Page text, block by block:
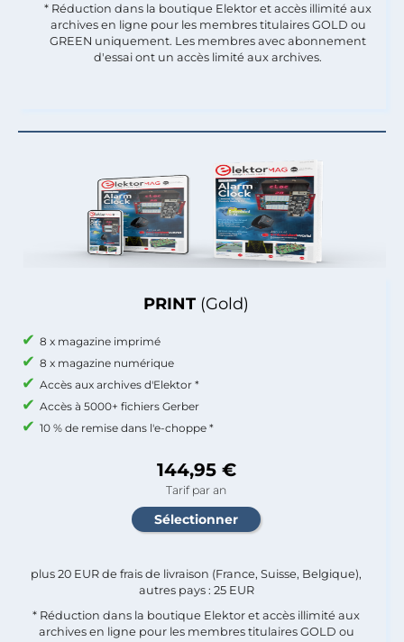
PRINT (Gold)
8 x magazine imprimé
8 x magazine numérique
Accès aux archives d'Elektor *
Accès à 5000+ fichiers Gerber
10 % de remise dans l'e-choppe *
144,95 €
Tarif par an
plus 20 EUR de frais de livraison (France, Suisse, Belgique),
autres pays : 25 EUR
* Réduction dans la boutique Elektor et accès illimité aux
archives en ligne pour les membres titulaires GOLD ou
* Réduction dans la boutique Elektor et accès illimité aux
archives en ligne pour les membres titulaires GOLD ou
GREEN uniquement. Les membres avec abonnement
d'essai ont un accès limité aux archives.